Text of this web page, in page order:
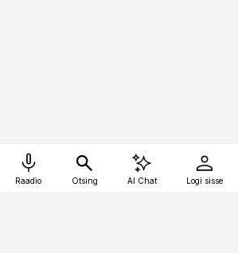
Raadio Otsing AI Chat Logi sisse